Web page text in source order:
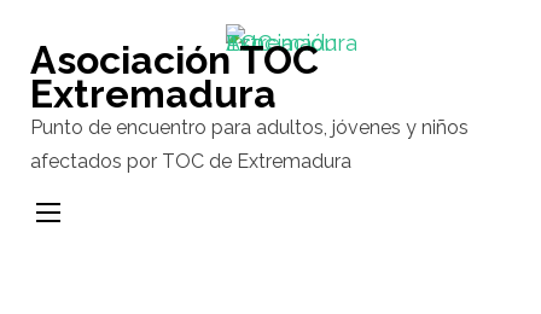
contenido
(presiona
Intro)
Asociación TOC
Extremadura
Punto de encuentro para adultos, jóvenes y niños
afectados por TOC de Extremadura